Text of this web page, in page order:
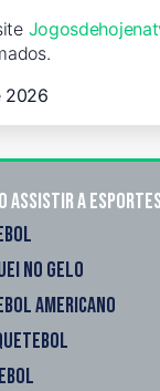
2026
assistir a
NO GELO
AMERICANO